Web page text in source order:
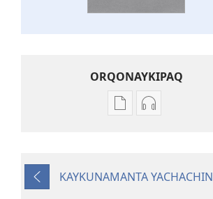
ORQONAYKIPAQ
Kaypi
Pacha
Kaypin
Mosoq
Kutiy
KAYKUNAMANTA YACHACHIN